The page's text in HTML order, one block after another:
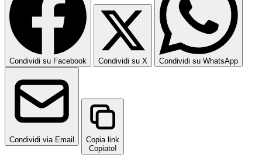
Condividi su Facebook Condividi su X Condividi su WhatsApp
Condividi via Email
Copia link
Copiato!